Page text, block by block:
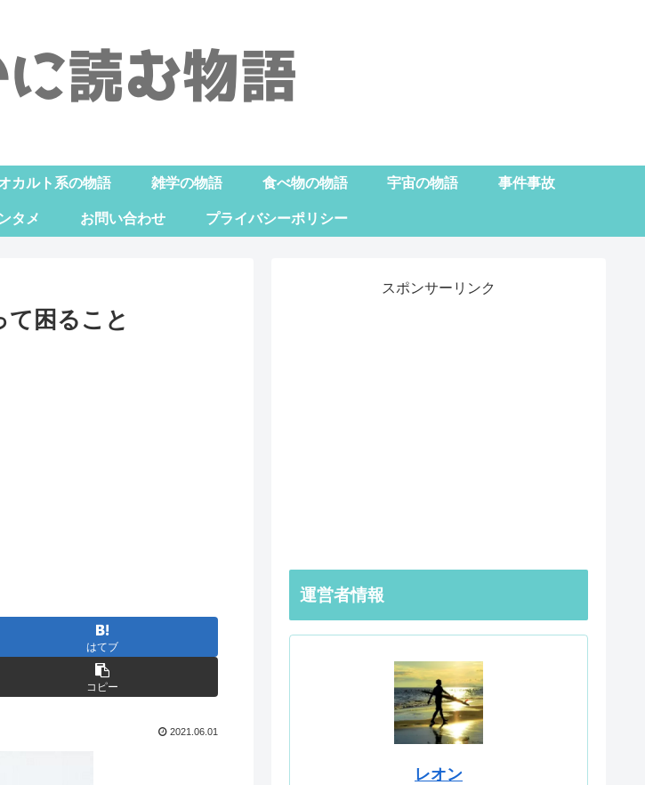
カルト系の物語 雑学の物語 食べ物の物語 宇宙の物語 事件事故
タメ お問い合わせ プライバシーポリシー
て困ること
はてブ
コピー
2021.06.01
スポンサーリンク
運営者情報
レオン